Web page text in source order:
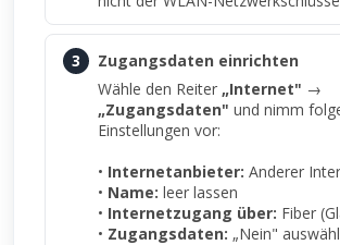
3
Zugangsdaten einrichten
Wähle den Reiter „Internet" →
„Zugangsdaten" und nimm
Einstellungen vor:
• Internetanbieter: Anderer
• Name: leer lassen
• Internetzugang über: Fiber
• Zugangsdaten: „Nein"